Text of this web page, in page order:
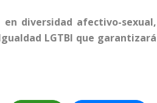
diversidad afectivo-sexual,
LGTBI que garantizará